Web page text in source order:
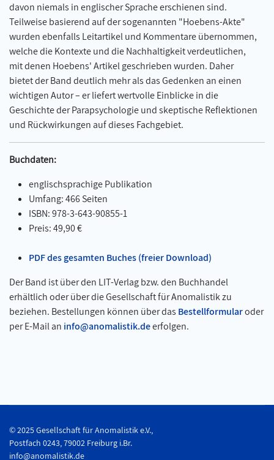
davon niemals in englischer Sprache erschienen sind.
Teilweise basierend auf der sogenannten "Hoebens-Akte"
wurden ebenfalls Leitartikel und Kommentare übernommen,
welche die Kontexte und die Nachhaltigkeit verdeutlichen,
mit denen Hoebens' Artikel geschrieben wurden. Daher
bietet der Band deutlich mehr als das Gedenken an einen
wichtigen Autor – er liefert wertvolle Einblicke in die
Geschichte der Parapsychologie und skeptische Reflektionen
und Rückwirkungen auf dieses Fachgebiet.
Buchdaten:
englischsprachige Publikation
Umfang: 466 Seiten
ISBN: 978-3-643-90855-1
Preis: 49,90 €
PDF des gesamten Buches (freier Download)
Der Band ist über den LIT-Verlag bzw. den Buchhandel
erhältlich oder über die Gesellschaft für Anomalistik zu
beziehen. Bestellungen können über das Bestellformularoder
per E-Mail an info@anomalistik.deerfolgen.
© 2025 Gesellschaft für Anomalistik e.V.,
Postfach 0243, 79002 Freiburg i.Br.
info@anomalistik.de